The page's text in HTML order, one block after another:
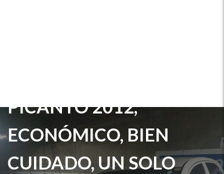
PICANTO 2012,
ECONÓMICO, BIEN
CUIDADO, UN SOLO